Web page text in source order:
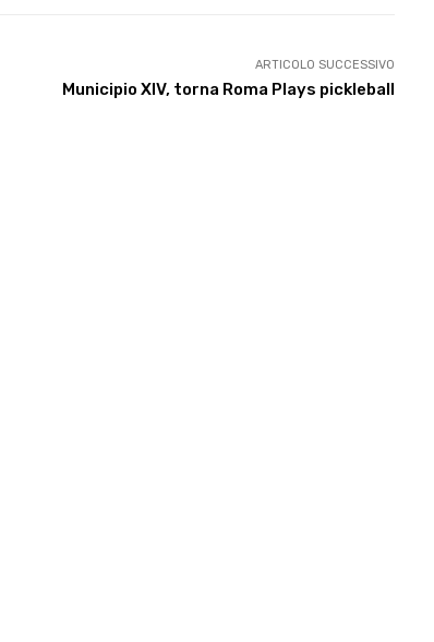
ARTICOLO SUCCESSIVO
Municipio XIV, torna Roma Plays pickleball